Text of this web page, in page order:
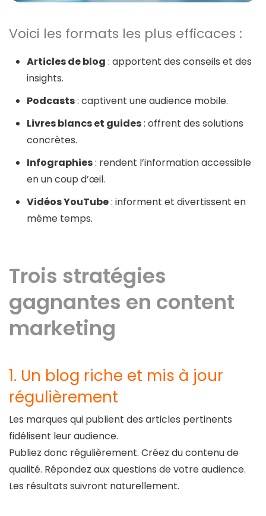
Voici les formats les plus efficaces :
Articles de blog : apportent des conseils et des
insights.
Podcasts: captivent une audience mobile.
Livres blancs et guides: offrent des solutions
concrètes.
Infographies: rendent l’information accessible
en un coup d’œil.
Vidéos YouTube: informent et divertissent en
même temps.
Trois stratégies
gagnantes en content
marketing
1. Un blog riche et mis à jour
régulièrement
Les marques qui publient des articles pertinents
fidélisent leur audience.
Publiez donc régulièrement. Créez du contenu de
qualité. Répondez aux questions de votre audience.
Les résultats suivront naturellement.